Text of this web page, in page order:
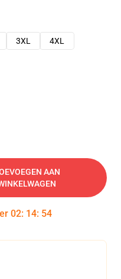
3XL
4XL
AAN
02: 14: 54